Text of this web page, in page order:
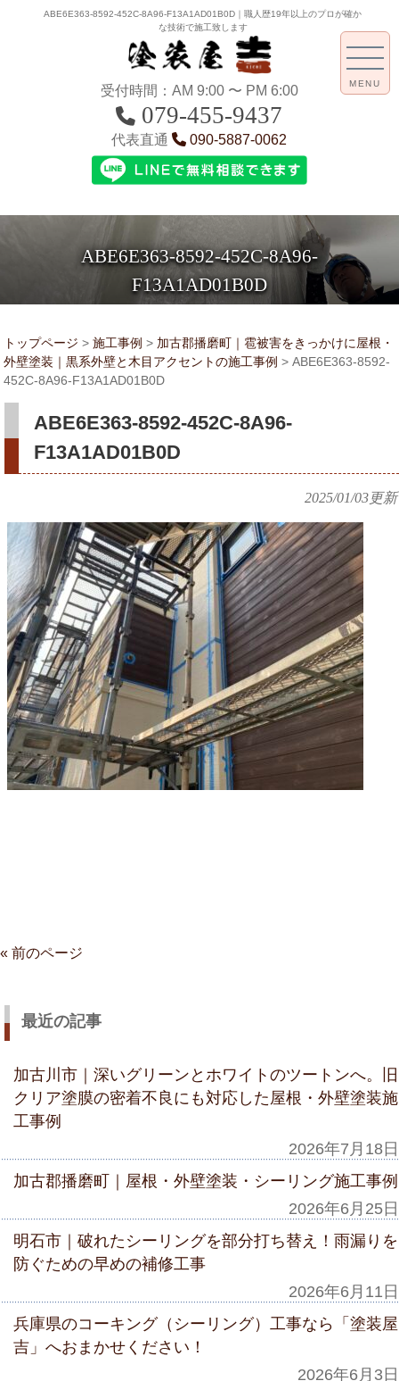
ABE6E363-8592-452C-8A96-F13A1AD01B0D｜職人歴19年以上のプロが確か
な技術で施工致します
受付時間：AM 9:00 〜 PM 6:00
079-455-9437
代表直通 090-5887-0062
ABE6E363-8592-452C-8A96-
F13A1AD01B0D
MENU
トップページ > 施工事例 > 加古郡播磨町｜雹被害をきっかけに屋根・
外壁塗装｜黒系外壁と木目アクセントの施工事例 > ABE6E363-8592-
452C-8A96-F13A1AD01B0D
ABE6E363-8592-452C-8A96-
F13A1AD01B0D
2025/01/03更新
« 前のページ
最近の記事
加古川市｜深いグリーンとホワイトのツートンへ。旧
クリア塗膜の密着不良にも対応した屋根・外壁塗装施
工事例
2026年7月18日
加古郡播磨町｜屋根・外壁塗装・シーリング施工事例
2026年6月25日
明石市｜破れたシーリングを部分打ち替え！雨漏りを
防ぐための早めの補修工事
2026年6月11日
兵庫県のコーキング（シーリング）工事なら「塗装屋
吉」へおまかせください！
2026年6月3日